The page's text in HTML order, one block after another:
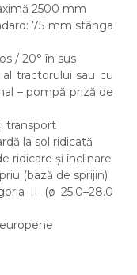
2500 mm
75 mm stânga
/ 20° în sus
tractorului sau cu
– pompă priză de
transport
la sol ridicată
ridicare și înclinare
(bază de sprijin)
II (ø 25.0–28.0